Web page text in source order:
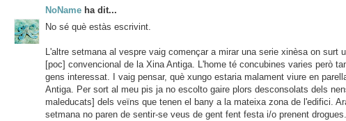
NoName ha dit...
No sé què estàs escrivint.
L'altre setmana al vespre vaig començar a mirar una serie xinèsa on surt
[poc] convencional de la Xina Antiga. L'home té concubines varies però
gens interessat. I vaig pensar, què xungo estaria malament viure en
Antiga. Per sort al meu pis ja no escolto gaire plors desconsolats dels
maleducats] dels veïns que tenen el bany a la mateixa zona de l'edifici.
setmana no paren de sentir-se veus de gent fent festa i/o prenent